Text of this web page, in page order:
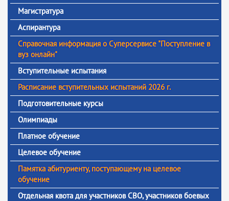
Магистратура
Аспирантура
Справочная информация о Суперсервисе "Поступление в
вуз онлайн"
Вступительные испытания
Расписание вступительных испытаний 2026 г.
Подготовительные курсы
Олимпиады
Платное обучение
Целевое обучение
Памятка абитуриенту, поступающему на целевое
обучение
Отдельная квота для участников СВО, участников боевых